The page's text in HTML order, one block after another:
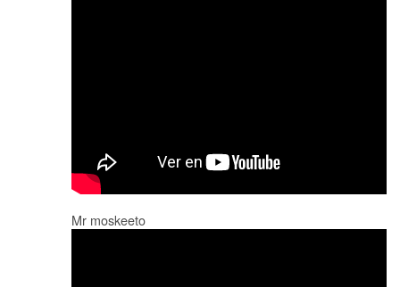
Mr moskeeto